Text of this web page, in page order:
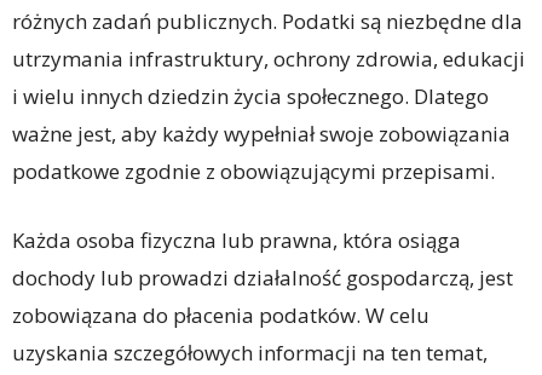
różnych zadań publicznych. Podatki są niezbędne dla
utrzymania infrastruktury, ochrony zdrowia, edukacji
i wielu innych dziedzin życia społecznego. Dlatego
ważne jest, aby każdy wypełniał swoje zobowiązania
podatkowe zgodnie z obowiązującymi przepisami.
Każda osoba fizyczna lub prawna, która osiąga
dochody lub prowadzi działalność gospodarczą, jest
zobowiązana do płacenia podatków. W celu
uzyskania szczegółowych informacji na ten temat,